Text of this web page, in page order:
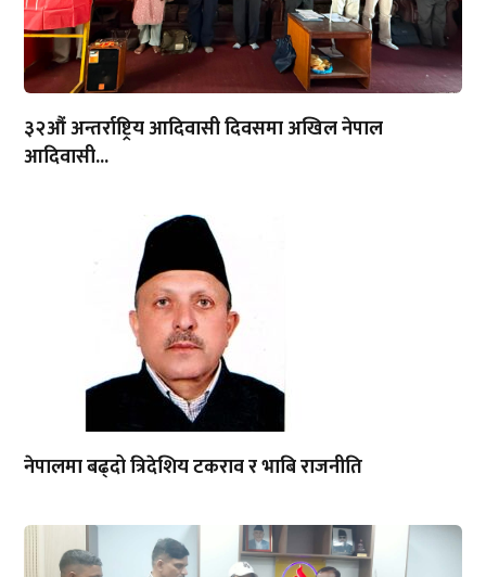
३२औं अन्तर्राष्ट्रिय आदिवासी दिवसमा अखिल नेपाल
आदिवासी...
नेपालमा बढ्दो त्रिदेशिय टकराव र भाबि राजनीति